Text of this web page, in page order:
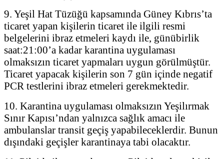
9. Yeşil Hat Tüzüğü kapsamında Güney Kıbrıs’ta
ticaret yapan kişilerin ticaret ile ilgili resmi
belgelerini ibraz etmeleri kaydı ile, günübirlik
saat:21:00’a kadar karantina uygulaması
olmaksızın ticaret yapmaları uygun görülmüştür.
Ticaret yapacak kişilerin son 7 gün içinde negatif
PCR testlerini ibraz etmeleri gerekmektedir.
10. Karantina uygulaması olmaksızın Yeşilırmak
Sınır Kapısı’ndan yalnızca sağlık amacı ile
ambulanslar transit geçiş yapabileceklerdir. Bunun
dışındaki geçişler karantinaya tabi olacaktır.